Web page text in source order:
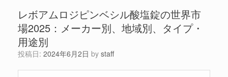
レボアムロジピンベシル酸塩錠の世界市
場2025：メーカー別、地域別、タイプ・
用途別
投稿日: 2024年6月2日 by staff